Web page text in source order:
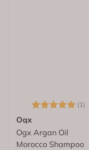
Karakter: (1)
Ogx
Ogx Argan Oil
Morocco Shampoo